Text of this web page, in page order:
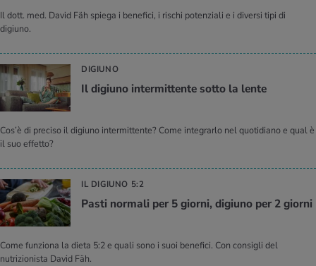
Il dott. med. David Fäh spiega i benefici, i rischi potenziali e i diversi tipi di
digiuno.
DIGIUNO
Il di­giu­no in­ter­mit­ten­te sotto la lente
Cos’è di preciso il digiuno intermittente? Come integrarlo nel quotidiano e qual è
il suo effetto?
IL DIGIUNO 5:2
Pasti nor­ma­li per 5 gior­ni, di­giu­no per 2 gior­ni
Come funziona la dieta 5:2 e quali sono i suoi benefici. Con consigli del
nutrizionista David Fäh.